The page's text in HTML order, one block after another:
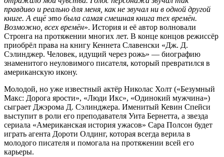
правдиво и реально для меня, как не звучал ни в одной другой
книге. А ещё это была самая смешная книга тех времён.
Возможно, всех времён». История и её автор волновали
Стронга на протяжении многих лет. В конце концов режиссёр
приобрёл права на книгу Кеннета Славенски «Дж. Д.
Сэлинджер. Человек, идущий через рожь» — биографию
знаменитого неуловимого писателя, который превратился в
американскую икону.
Молодой, но уже известный актёр Николас Холт («Безумный
Макс: Дорога ярости», «Люди Икс», «Одинокий мужчина»)
сыграет Джэрома Д. Сэлинджера. Именитый Кевин Спейси
выступит в роли его преподавателя Уита Бернетта, а звезда
сериала «Американская история ужасов» Сара Полсон будет
играть агента Дороти Олдинг, которая всегда верила в
молодого писателя и помогала на протяжении всей его
карьеры.